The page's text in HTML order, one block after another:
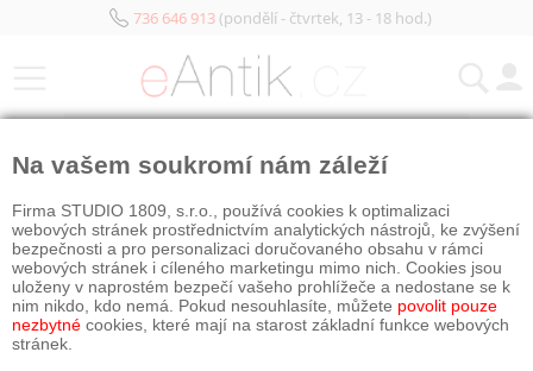
736 646 913(pondělí - čtvrtek, 13 - 18 hod.)
Na vašem soukromí nám záleží
Firma STUDIO 1809, s.r.o., používá cookies k optimalizaci
webových stránek prostřednictvím analytických nástrojů, ke zvýšení
bezpečnosti a pro personalizaci doručovaného obsahu v rámci
webových stránek i cíleného marketingu mimo nich. Cookies jsou
uloženy v naprostém bezpečí vašeho prohlížeče a nedostane se k
nim nikdo, kdo nemá. Pokud nesouhlasíte, můžete povolit pouze
nezbytné cookies, které mají na starost základní funkce webových
stránek.